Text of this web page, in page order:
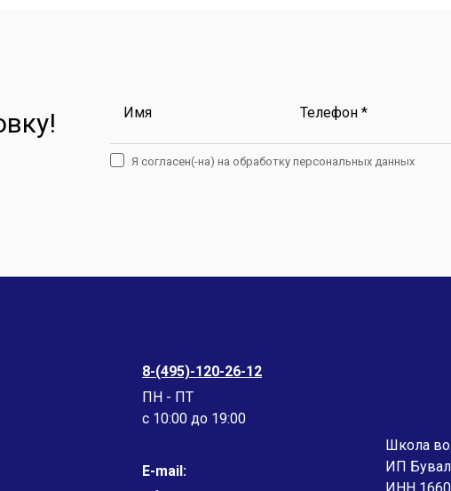
Имя Телефон *
Я согласен(-на) на обработку персональных данных
8-(495)-120-26-12
ПН - ПТ
c 10:00 до 19:00
E-mail:
Школа
ИП